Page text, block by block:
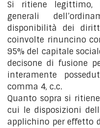
Si ritiene
generali
disponibilità dei
coinvolte rinuncino
95% del capitale
decisone di fusione
interamente
comma 4, c.c.
Quanto sopra si
cui le disposizioni
applichino per effetto